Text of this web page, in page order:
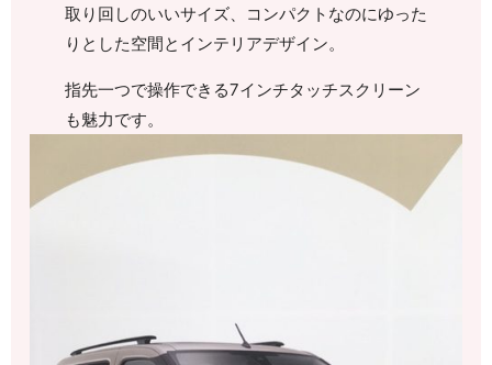
取り回しのいいサイズ、コンパクトなのにゆった
りとした空間とインテリアデザイン。
指先一つで操作できる7インチタッチスクリーン
も魅力です。